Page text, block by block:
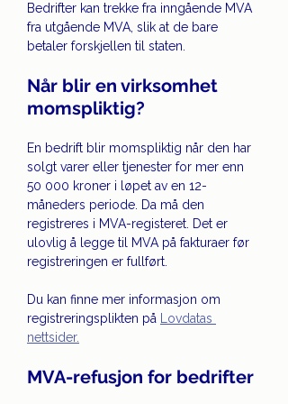
Bedrifter kan trekke fra inngående MVA
fra utgående MVA, slik at de bare
betaler forskjellen til staten.
Når blir en virksomhet
momspliktig?
En bedrift blir momspliktig når den har
solgt varer eller tjenester for mer enn
50 000 kroner i løpet av en 12-
måneders periode. Da må den
registreres i MVA-registeret. Det er
ulovlig å legge til MVA på fakturaer før
registreringen er fullført.
Du kan finne mer informasjon om
registreringsplikten på Lovdatas
nettsider.
MVA-refusjon for bedrifter